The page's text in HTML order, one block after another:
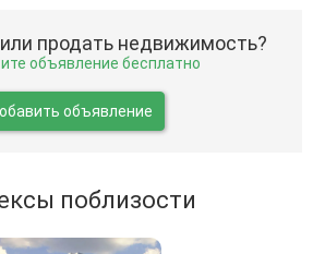
продать недвижимость?
объявление бесплатно
объявление
поблизости